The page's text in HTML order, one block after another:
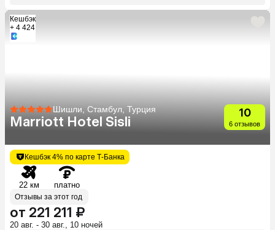
Кешбэк
+ 4 424
Шишли, Стамбул, Турция
Marriott Hotel Sisli
10
6 отзывов
Кешбэк 4% по карте Т-Банка
22 км платно
Отзывы за этот год
от 221 211 ₽
20 авг. - 30 авг., 10 ночей